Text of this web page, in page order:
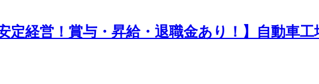
定経営！賞与・昇給・退職金あり！】自動車